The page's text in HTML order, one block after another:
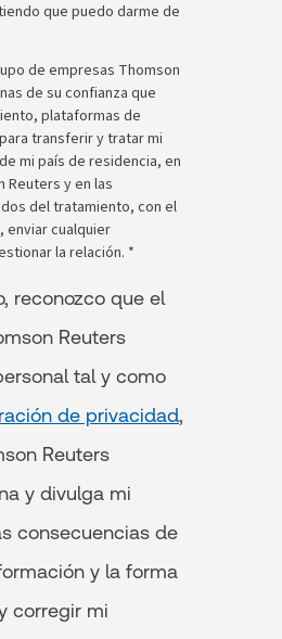
que puedo darme de
de empresas Thomson
de su confianza que
plataformas de
transferir y tratar mi
mi país de residencia, en
Reuters y en las
del tratamiento, con el
enviar cualquier
la relación. *
reconozco que el
Reuters
tal y como
de privacidad,
Reuters
y divulga mi
consecuencias de
y la forma
corregir mi